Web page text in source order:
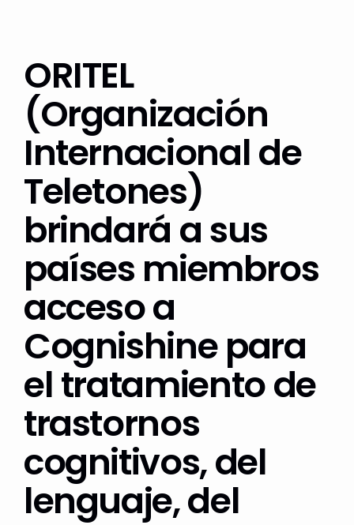
ORITEL
(Organización
Internacional de
Teletones)
brindará a sus
países miembros
acceso a
Cognishine para
el tratamiento de
trastornos
cognitivos, del
lenguaje, del